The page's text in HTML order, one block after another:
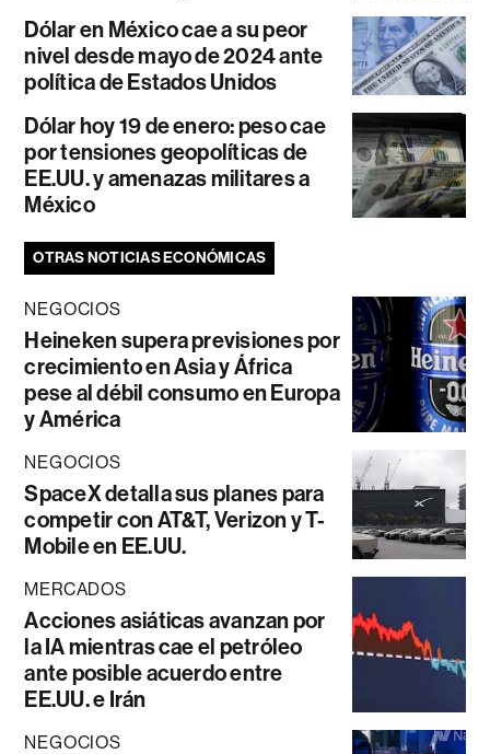
Dólar en México cae a su peor
nivel desde mayo de 2024 ante
política de Estados Unidos
Dólar hoy 19 de enero: peso cae
por tensiones geopolíticas de
EE.UU. y amenazas militares a
México
OTRAS NOTICIAS ECONÓMICAS
NEGOCIOS
Heineken supera previsiones por
crecimiento en Asia y África
pese al débil consumo en Europa
y América
NEGOCIOS
SpaceX detalla sus planes para
competir con AT&T, Verizon y T-
Mobile en EE.UU.
MERCADOS
Acciones asiáticas avanzan por
la IA mientras cae el petróleo
ante posible acuerdo entre
EE.UU. e Irán
NEGOCIOS